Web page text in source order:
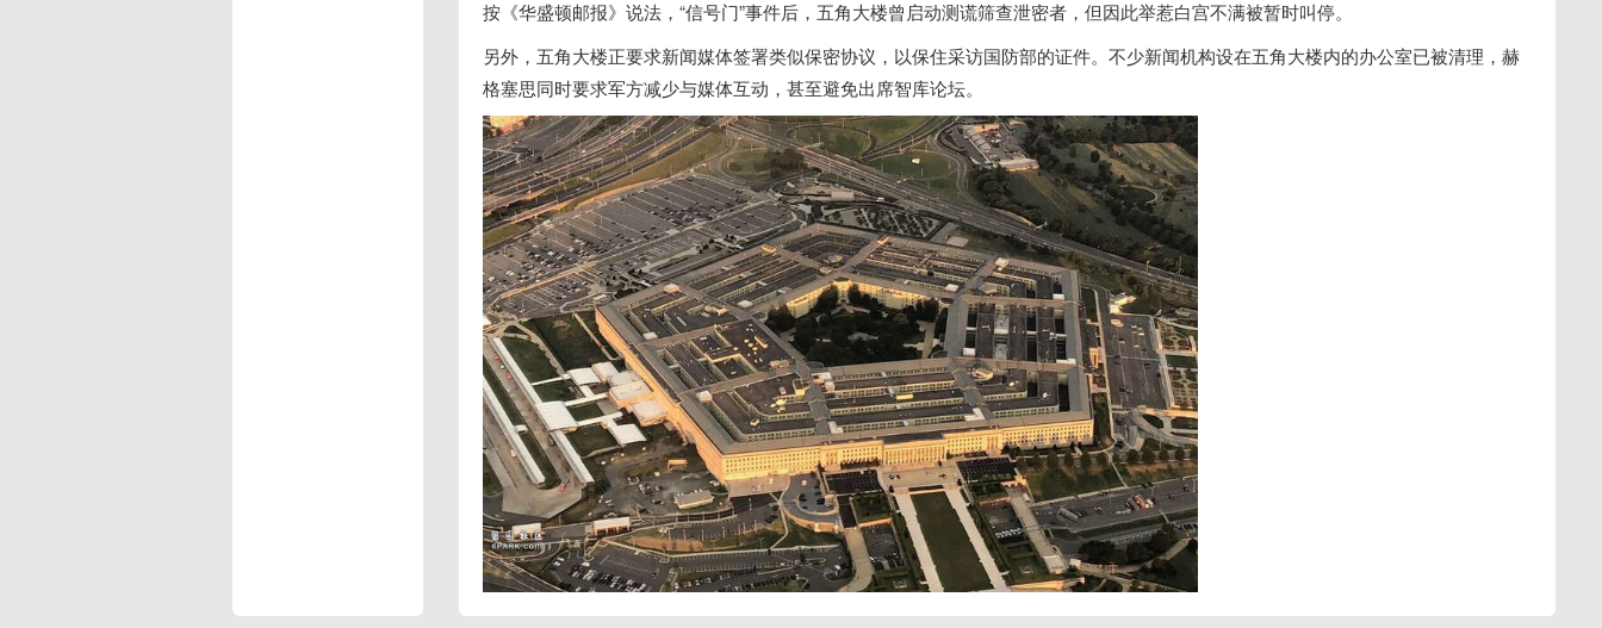
按《华盛顿邮报》说法，“信号门”事件后，五角大楼曾启动测谎筛查泄密者，但因此举惹白宫不满被暂时叫停。
另外，五角大楼正要求新闻媒体签署类似保密协议，以保住采访国防部的证件。不少新闻机构设在五角大楼内的办公室已被清理，赫
格塞思同时要求军方减少与媒体互动，甚至避免出席智库论坛。